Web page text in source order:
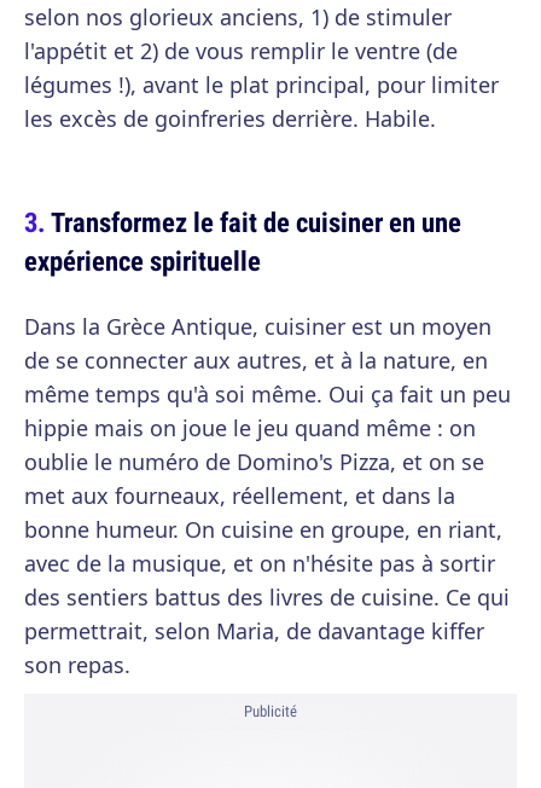
selon nos glorieux anciens, 1) de stimuler
l'appétit et 2) de vous remplir le ventre (de
légumes !), avant le plat principal, pour limiter
les excès de goinfreries derrière. Habile.
Transformez le fait de cuisiner en une
expérience spirituelle
Dans la Grèce Antique, cuisiner est un moyen
de se connecter aux autres, et à la nature, en
même temps qu'à soi même. Oui ça fait un peu
hippie mais on joue le jeu quand même : on
oublie le numéro de Domino's Pizza, et on se
met aux fourneaux, réellement, et dans la
bonne humeur. On cuisine en groupe, en riant,
avec de la musique, et on n'hésite pas à sortir
des sentiers battus des livres de cuisine. Ce qui
permettrait, selon Maria, de davantage kiffer
son repas.
Publicité